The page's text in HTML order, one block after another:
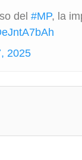
del #MP, la
2025